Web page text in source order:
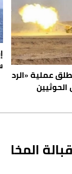
عملية «الرد
المخا